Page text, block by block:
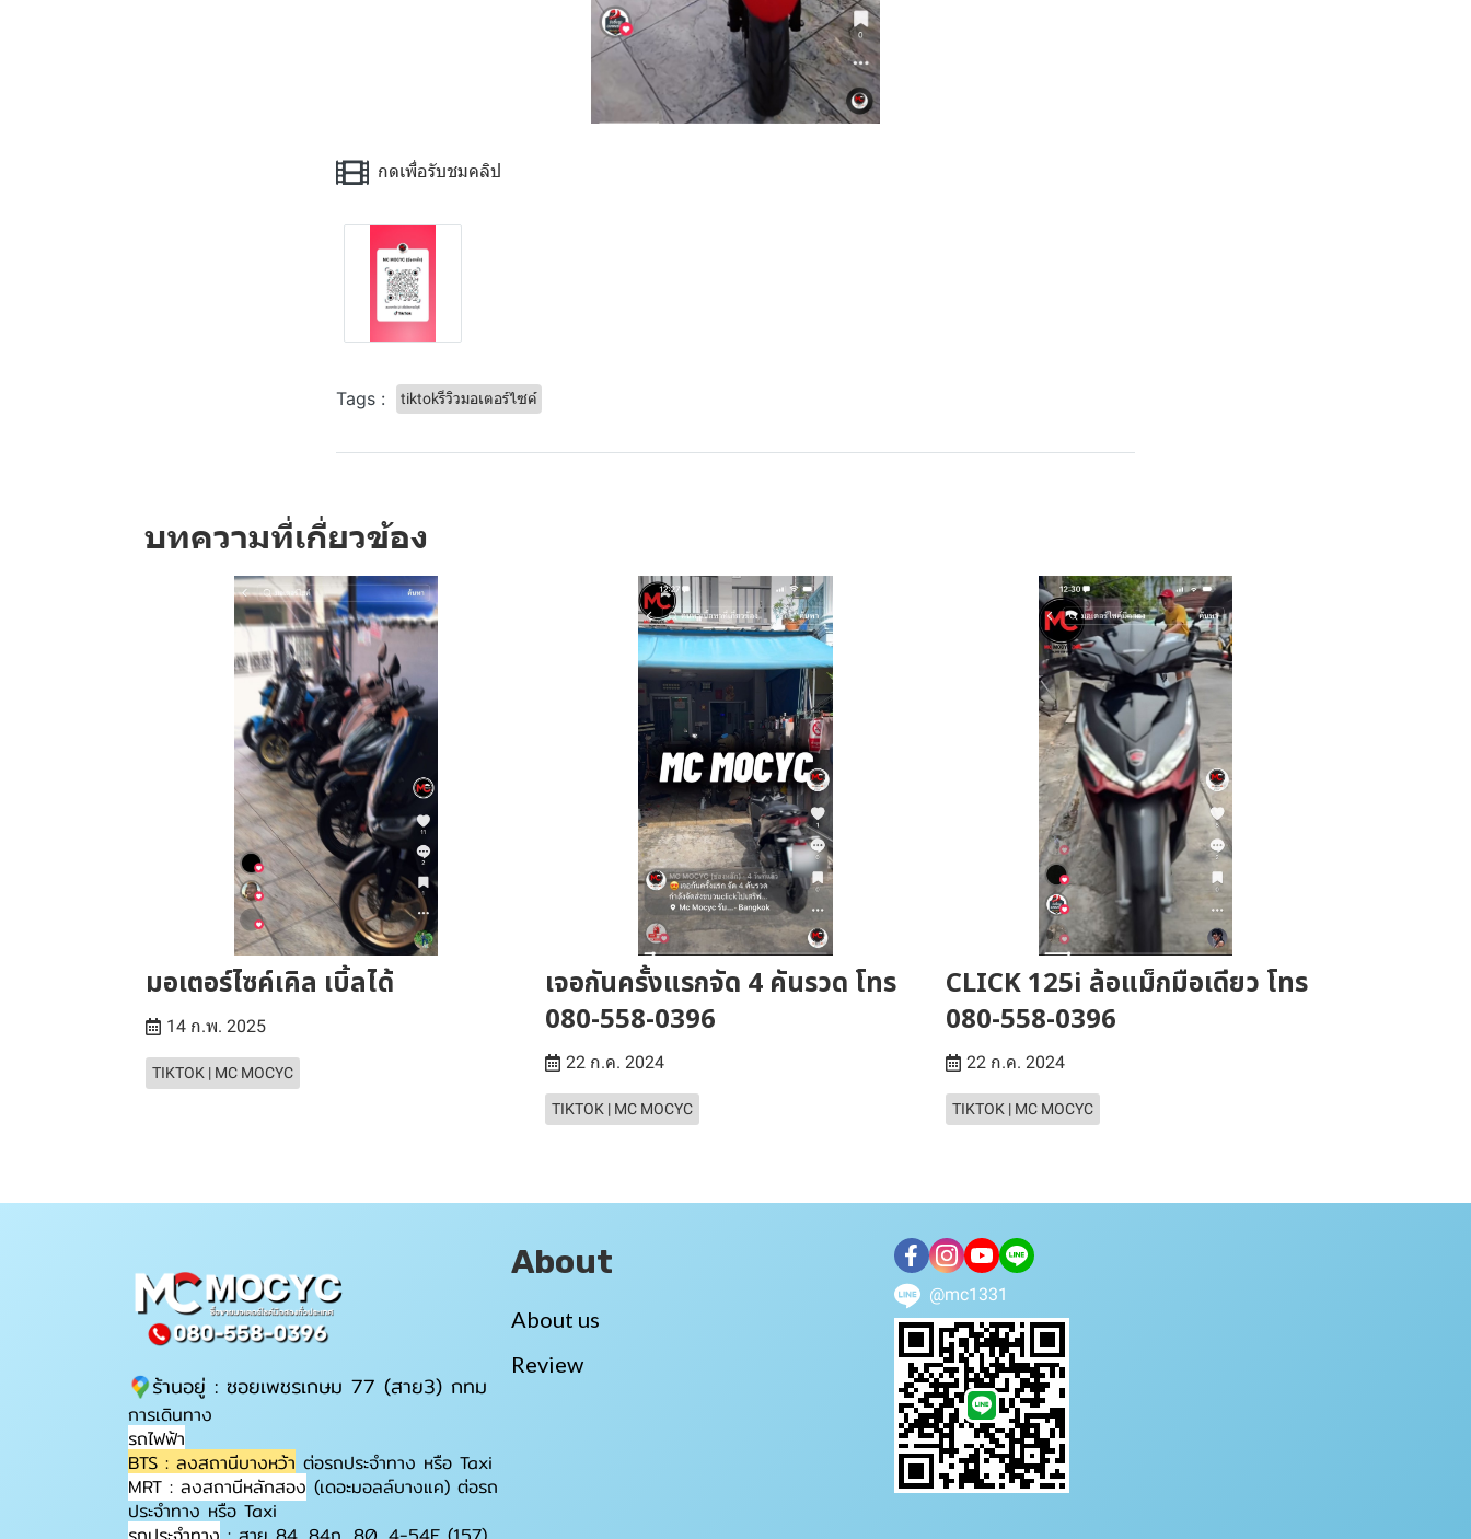
กดเพื่อรับชมคลิป
Tags : tiktokรีวิวมอเตอร์ไซค์
บทความที่เกี่ยวข้อง
มอเตอร์ไซค์เคิล เบิ้ลได้
14 ก.พ. 2025
TIKTOK | MC MOCYC
เจอกันครั้งแรกจัด 4 คันรวด โทร
080-558-0396
22 ก.ค. 2024
TIKTOK | MC MOCYC
CLICK 125i ล้อแม็กมือเดียว โทร
080-558-0396
22 ก.ค. 2024
TIKTOK | MC MOCYC
ร้านอยู่ : ซอยเพชรเกษม 77 (สาย3) กทม
การเดินทาง
รถไฟฟ้า
BTS : ลงสถานีบางหว้า ต่อรถประจำทาง หรือ Taxi
MRT : ลงสถานีหลักสอง (เดอะมอลล์บางแค) ต่อรถ
ประจำทาง หรือ Taxi
About
About us
Review
@mc1331